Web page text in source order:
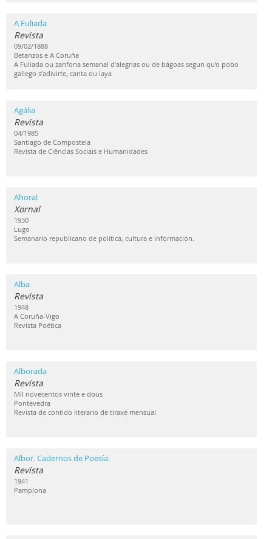
A Fuliada
Revista
09/02/1888
Betanzos e A Coruña
A Fuliada ou zanfona semanal d’alegrias ou de bágoas segun qu’o pobo
gallego s’adivirte, canta ou laya
Agália
Revista
04/1985
Santiago de Compostela
Revista de Ciências Sociais e Humanidades
Ahora!
Xornal
1930
Lugo
Semanario republicano de política, cultura e información.
Alba
Revista
1948
A Coruña-Vigo
Revista Poética
Alborada
Revista
Mil novecentos vinte e dous
Pontevedra
Revista de contido literario de tiraxe mensual
Albor. Cadernos de Poesía.
Revista
1941
Pamplona